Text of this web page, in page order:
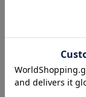
・その場合は銀
な銀色を取り戻
変色していく過
います。